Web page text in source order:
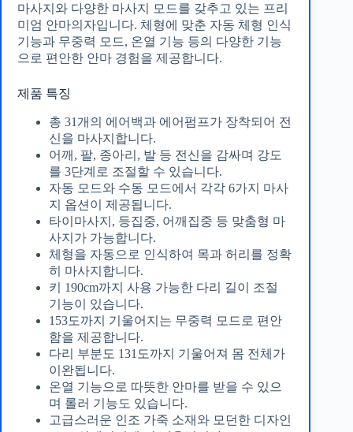
마사지와 다양한 마사지 모드를 갖추고 있는 프리
미엄 안마의자입니다. 체형에 맞춘 자동 체형 인식
기능과 무중력 모드, 온열 기능 등의 다양한 기능
으로 편안한 안마 경험을 제공합니다.
제품 특징
총 31개의 에어백과 에어펌프가 장착되어 전
신을 마사지합니다.
어깨, 팔, 종아리, 발 등 전신을 감싸며 강도
를 3단계로 조절할 수 있습니다.
자동 모드와 수동 모드에서 각각 6가지 마사
지 옵션이 제공됩니다.
타이마사지, 등집중, 어깨집중 등 맞춤형 마
사지가 가능합니다.
체형을 자동으로 인식하여 목과 허리를 정확
히 마사지합니다.
키 190cm까지 사용 가능한 다리 길이 조절
기능이 있습니다.
153도까지 기울어지는 무중력 모드로 편안
함을 제공합니다.
다리 부분도 131도까지 기울어져 몸 전체가
이완됩니다.
온열 기능으로 따뜻한 안마를 받을 수 있으
며 롤러 기능도 있습니다.
고급스러운 인조 가죽 소재와 모던한 디자인